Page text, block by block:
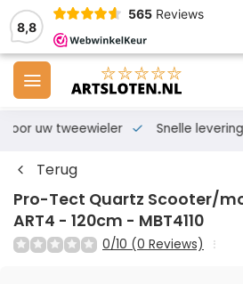
8,8
565 Reviews
voor uw tweewieler Snelle levering
Terug
Pro-Tect Quartz Scooter/
ART4 - 120cm - MBT4110
0/10 (0 Reviews)